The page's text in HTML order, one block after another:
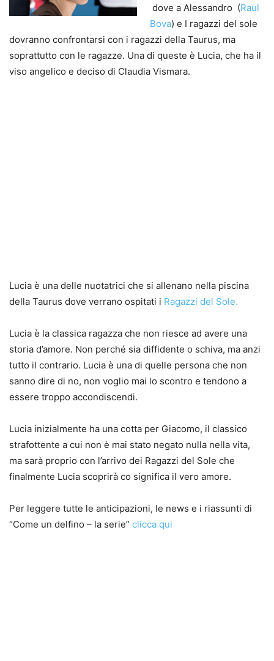
dove a Alessandro (Raul
Bova) e I ragazzi del sole
dovranno confrontarsi con i ragazzi della Taurus, ma
soprattutto con le ragazze. Una di queste è Lucia, che ha il
viso angelico e deciso di Claudia Vismara.
Lucia è una delle nuotatrici che si allenano nella piscina
della Taurus dove verrano ospitati i Ragazzi del Sole.
Lucia è la classica ragazza che non riesce ad avere una
storia d’amore. Non perché sia diffidente o schiva, ma anzi
tutto il contrario. Lucia è una di quelle persona che non
sanno dire di no, non voglio mai lo scontro e tendono a
essere troppo accondiscendi.
Lucia inizialmente ha una cotta per Giacomo, il classico
strafottente a cui non è mai stato negato nulla nella vita,
ma sarà proprio con l’arrivo dei Ragazzi del Sole che
finalmente Lucia scoprirà co significa il vero amore.
Per leggere tutte le anticipazioni, le news e i riassunti di
“Come un delfino – la serie” clicca qui